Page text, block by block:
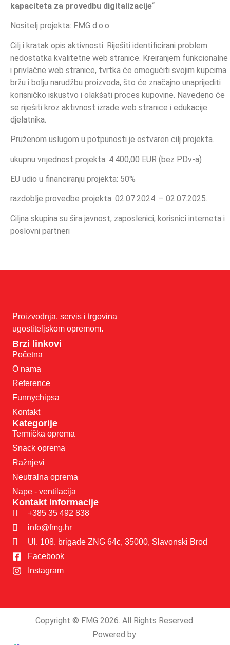
kapaciteta za provedbu digitalizacije“
Nositelj projekta: FMG d.o.o.
Cilj i kratak opis aktivnosti: Riješiti identificirani problem
nedostatka kvalitetne web stranice. Kreiranjem funkcionalne
i privlačne web stranice, tvrtka će omogućiti svojim kupcima
bržu i bolju narudžbu proizvoda, što će značajno unaprijediti
korisničko iskustvo i olakšati proces kupovine. Navedeno će
se riješiti kroz aktivnost izrade web stranice i edukacije
djelatnika.
Pruženom uslugom u potpunosti je ostvaren cilj projekta.
ukupnu vrĳednost projekta: 4.400,00 EUR (bez PDv-a)
EU udio u financiranju projekta: 50%
razdoblje provedbe projekta: 02.07.2024. – 02.07.2025.
Ciljna skupina su šira javnost, zaposlenici, korisnici interneta i
poslovni partneri
Proizvodnja, servis i trgovina
ugostiteljskom opremom.
Brzi linkovi
Početna
O nama
Reference
Funnychipsa
Kontakt
Kategorije
Termička oprema
Snack oprema
Ražnjevi
Neutralna oprema
Nape - ventilacija
Kontakt informacije
+385 35 492 838
info@fmg.hr
Ul. 108. brigade ZNG 64c, 35000, Slavonski Brod
Facebook
Instagram
Copyright © FMG 2026. All Rights Reserved.
Powered by: